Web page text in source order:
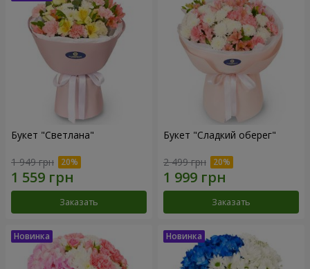
Букет "Светлана"
1 949 грн
Заказать
Букет "Сладкий оберег"
2 499 грн
Заказать